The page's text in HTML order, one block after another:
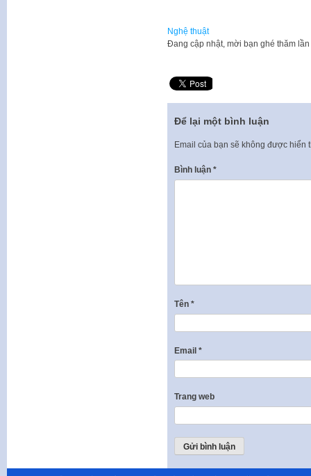
Nghệ thuật
​Đang cập nhật, mời bạn ghé thăm lần
Để lại một bình luận
Email của bạn sẽ không được hiển
Bình luận *
Tên *
Email *
Trang web